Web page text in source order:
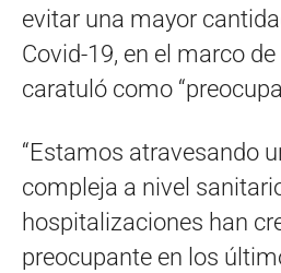
evitar una mayor
Covid-19, en el marco
caratuló como
“Estamos atravesando
compleja a nivel
hospitalizaciones han
preocupante en los